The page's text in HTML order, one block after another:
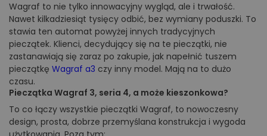
Wagraf to nie tylko innowacyjny wygląd, ale i trwałość.
Nawet kilkadziesiąt tysięcy odbić, bez wymiany poduszki. To
stawia ten automat powyżej innych tradycyjnych
pieczątek. Klienci, decydujący się na te pieczątki, nie
zastanawiają się zaraz po zakupie, jak napełnić tuszem
pieczątkę Wagraf a3 czy inny model. Mają na to dużo
czasu.
Pieczątka Wagraf 3, seria 4, a może kieszonkowa?
To co łączy wszystkie pieczątki Wagraf, to nowoczesny
design, prosta, dobrze przemyślana konstrukcja i wygoda